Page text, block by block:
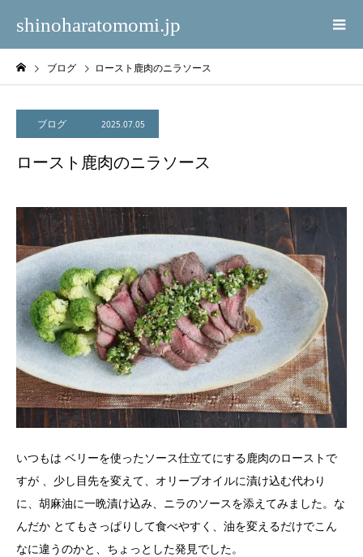
shinoharatomomi.jp
ブログ ロースト鹿肉のニラソース
ブログ 2025.07.05
ロースト鹿肉のニラソース
いつもは ベリーを使ったソース仕立てにする鹿肉のローストで
すが 、少し目先を変えて、オリーブオイルに漬け込む代わり
に、胡麻油に一晩漬け込み、ニラのソースを添えてみました。な
んだか とてもさっぱりして食べやすく、油を変えるだけでこん
なに違うのかと、ちょっとした発見でした。